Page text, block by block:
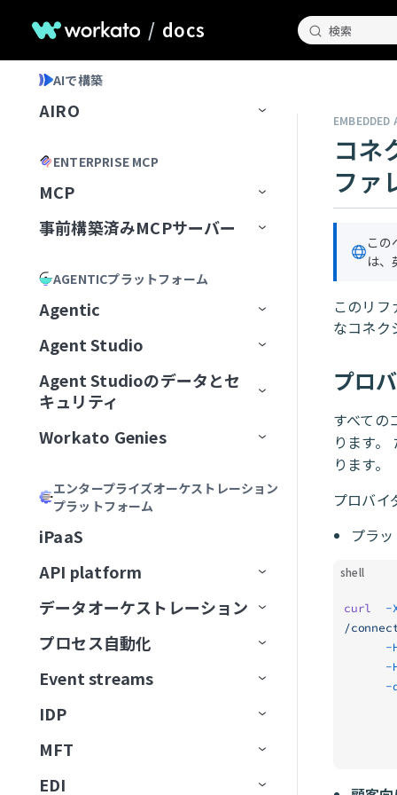
/ docs 検索
AIで構築
AIRO
チャット履歴の管理
AIROが知っていること
最初のブループリントを作成
AIROで構築
Formulaを記述
説明を生成
AIRO MCPサーバー
Acumen
ENTERPRISE MCP
MCP
MCP Registry
リクエスト
MCPサーバーツールの管理
MCPアプリの管理
MCPアプリDevelopment
クティス
MCPツール設計のベストプラク
認証
承認
セス
トラフィック管理
サードパーティサーバーへのプ
MCPサーバーログを表示
ガバナンス
リモートMCPサーバーをインスト
ール
MCPクライアントとしてのGenie
MCPサーバーのアクセスと設定
MCPサーバー制限を設定
GenieにMCPサーバースキルを追
Developer APIおよびEmbedded API
MCP
事前構築済みMCPサーバー
Canva
Confluence
Discord
Docusign
Dropbox
ElevenLabs
Excel
Freshdesk
GitLab Explorer
加
ChatGPT
Microsoft Copilot
MCPサーバーをAIモデル組織
に公開
ChatGPT
Claude
AGENTICプラットフォーム
Agentic
Workato Agent Registry
エージェントバージョン管理
大規模アクションモデル
エージェントメモリ
ト
エージェント間通信
Genie会話の可観測性
スキル
データベースのスキル設計
スキル設計のベストプラクティ
ス
FAQ
Agent Studio
Genieの主要コンポーネント
AIモデルとジョブ説明
チャネルサポート
チャネルモード
チャネル認証
チャンネル応答を有効化
APIのチュートリアル
カスタムチャットUIの構築
ガードレール
プラクティス
ナレッジベース管理
データ取り込み
ナレッジベースドキュメント
ィス
スキルプロンプト
ナレッジベースとスキルの比
Genieの使用開始
Genieのスコープを計画する
クフローの設計
はじめてのGenieを作成する
追加
ナレッジベースを作成
スキルを作成
ファイルと画像をアップロー
ナレッジベースをConfluenceに
接続
GenieチャットからSlackメッセ
ージを送信
経費GenieでCoupa経費を検証
Telegramでパーソナルアシスタ
ントGenieを構築
ジェント間でリクエストをルー
ユーザーとアクセスの管理
析
ファイルと画像をアップロード
Workato GO用のアクションボー
レスポンスを返すアクション
Workato Genieコネクターから
Agent Studioのデータとセ
キュリティ
セキュリティ
ユーザーIDを確立
動作の操作
PII匿名化パターン
検証済みユーザーアクセス
データ
Workato Genies
EDI Genie
機能
仕組み
EDI Genieのセットアップ
EDI Genieの使用
IT Support Genie
機能
仕組み
IT Support Genieのセットアッ
プ
License Genie
機能
仕組み
License Genieのセットアップ
営業
CPQ Genie
Rep Genie
エンタープライズオーケストレーション
プラットフォーム
iPaaS
API platform
API監視と分析
ダッシュボード
APIログ
ベストプラクティス
APIゲートウェイ
Edge Gateway
AIゲートウェイ
APIコレクション
データオーケストレーション
コンセプト
データソース
サポートされているデータソー
送信先
サポートされている宛先
データの抽出
イベント（トリガー）ベースの
データの読み込み
プロセス自動化
エンタープライズ全体の接続性
イベント駆動型自動化
ワークフローオーケストレーショ
Event streams
Workato Event streams
使用方法
Event streams公開API
Event streamsの制限
IDP
信頼度スコア
IDP by Workatoの制限事項
MFT
フローを転送
EDI
EMBEDDED
コネ
ファ
この
は、
このリ
なコネク
プロ
すべての
ります
ります。
プロバイ
プラ
shell
curl
-
/